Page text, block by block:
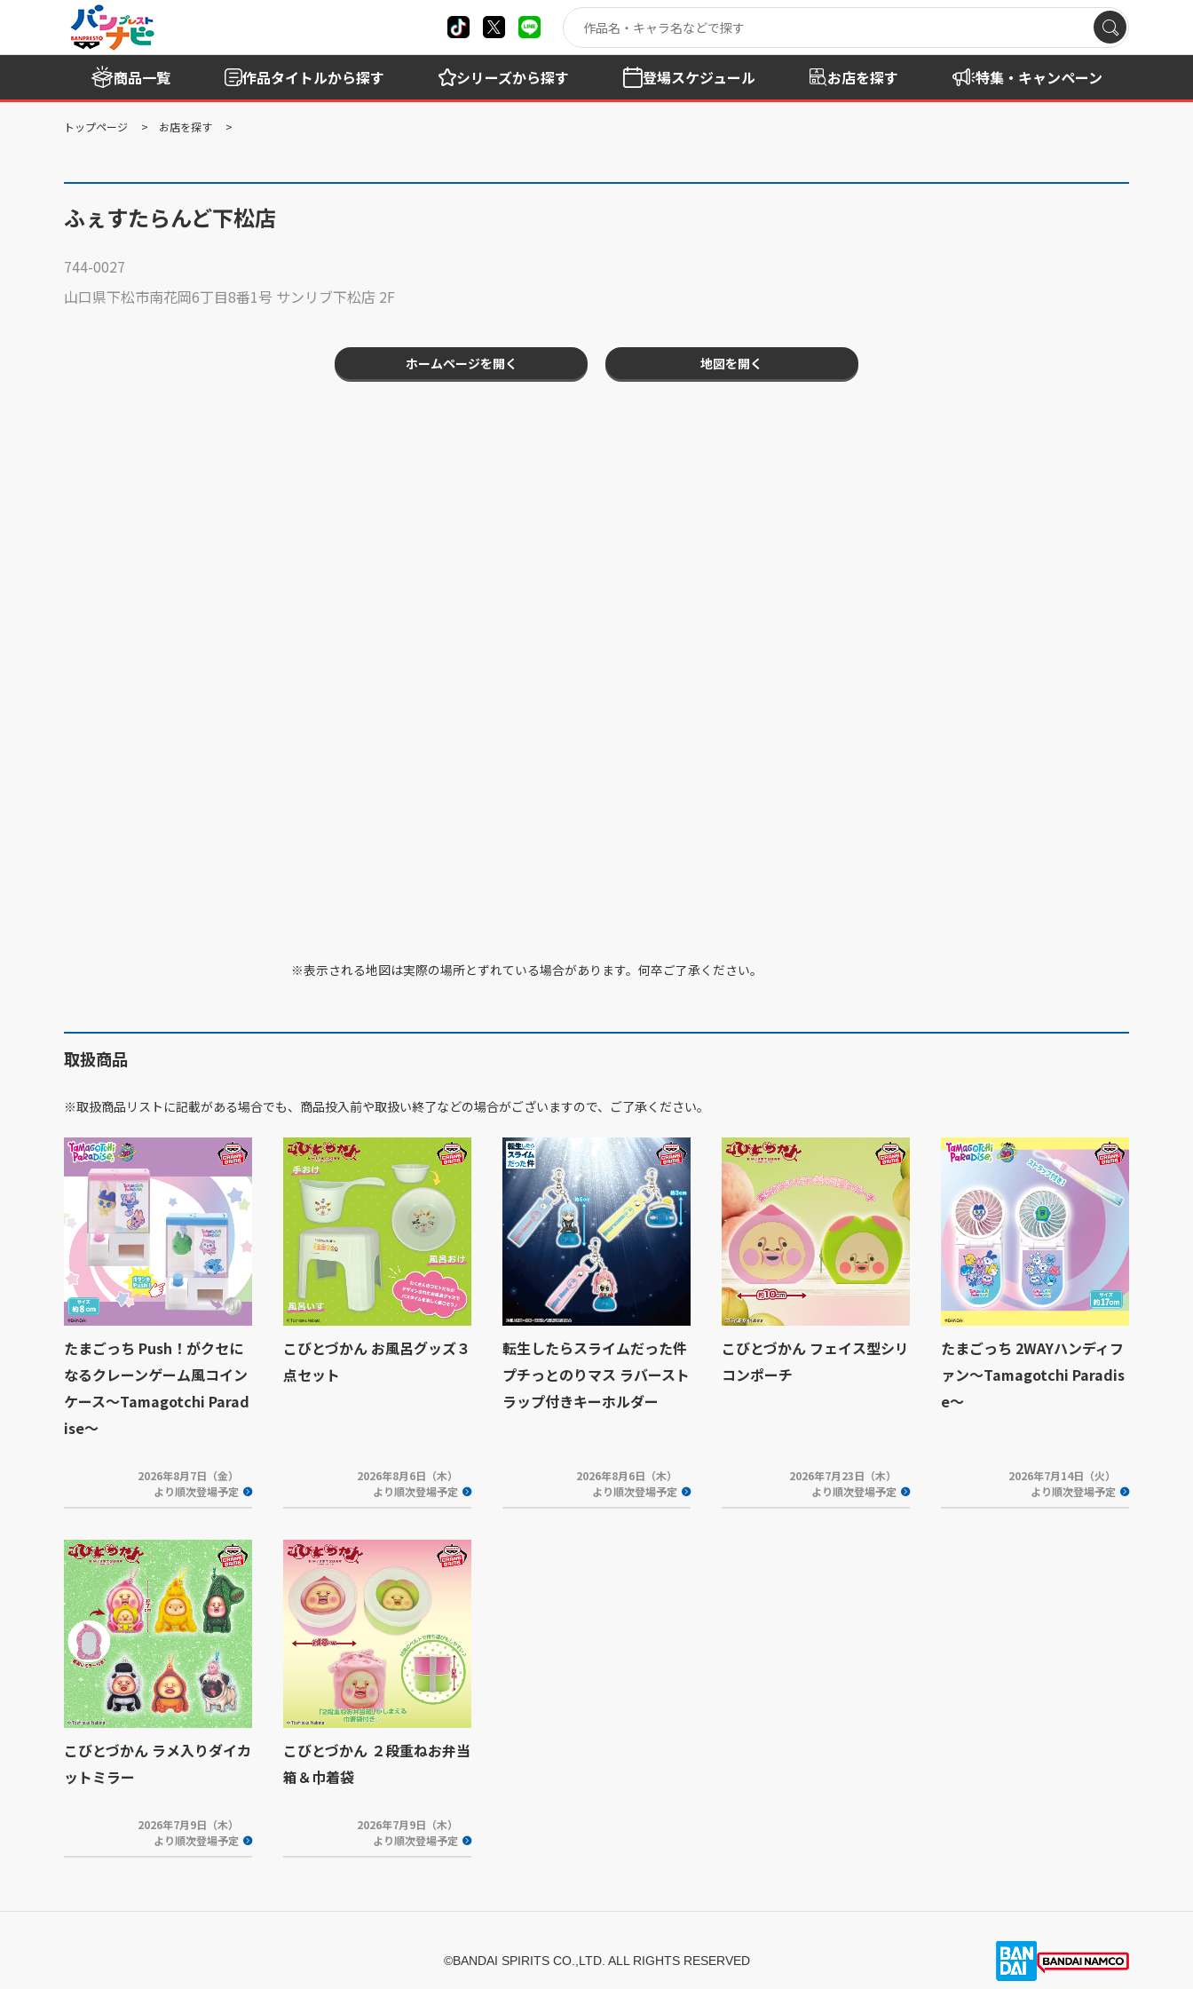
商品一覧 作品タイトルから探す シリーズから探す 登場スケジュール お店を探す 特集・キャンペーン
トップページ お店を探す
ふぇすたらんど下松店
744-0027
山口県下松市南花岡6丁目8番1号 サンリブ下松店 2F
ホームページを開く 地図を開く
※表示される地図は実際の場所とずれている場合があります。何卒ご了承ください。
取扱商品
※取扱商品リストに記載がある場合でも、商品投入前や取扱い終了などの場合がございますので、ご了承ください。
たまごっち Push！がクセに
なるクレーンゲーム風コイン
ケース～Tamagotchi Parad
ise～
2026年8月7日（金）
より順次登場予定
こびとづかん お風呂グッズ３
点セット
2026年8月6日（木）
より順次登場予定
転生したらスライムだった件
プチっとのりマス ラバースト
ラップ付きキーホルダー
2026年8月6日（木）
より順次登場予定
こびとづかん フェイス型シリ
コンポーチ
2026年7月23日（木）
より順次登場予定
たまごっち 2WAYハンディフ
ァン～Tamagotchi Paradis
e～
2026年7月14日（火）
より順次登場予定
こびとづかん ラメ入りダイカ
ットミラー
2026年7月9日（木）
より順次登場予定
こびとづかん ２段重ねお弁当
箱＆巾着袋
2026年7月9日（木）
より順次登場予定
©BANDAI SPIRITS CO.,LTD. ALL RIGHTS RESERVED